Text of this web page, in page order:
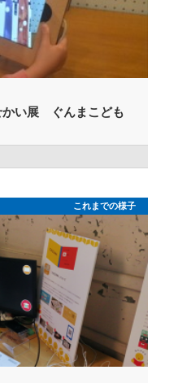
かい展 ぐんまこども
これまでの様子